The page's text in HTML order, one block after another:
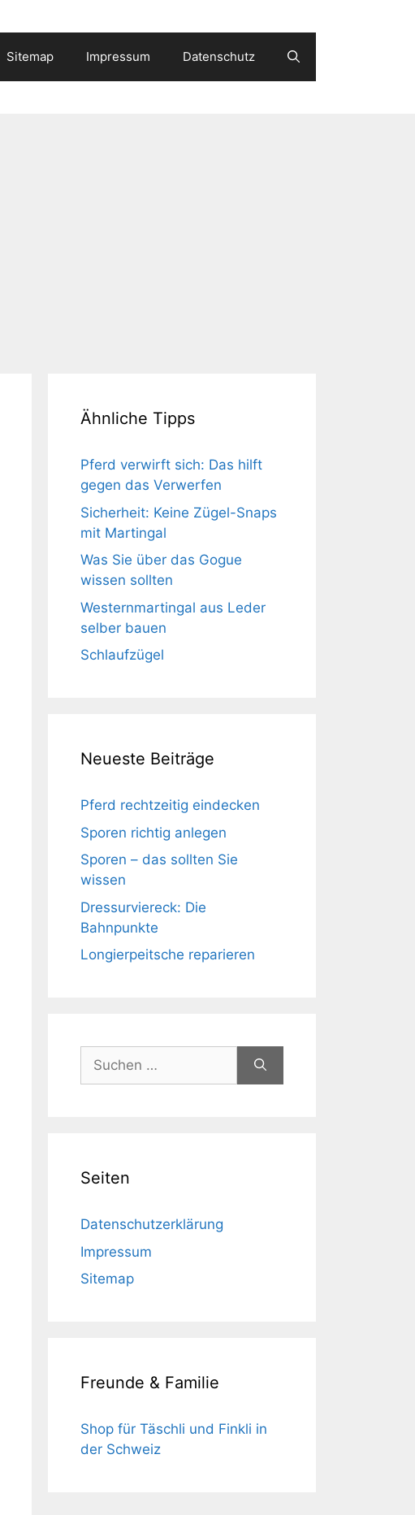
Sitemap Impressum Datenschutz
Ähnliche Tipps
Pferd verwirft sich: Das hilft
gegen das Verwerfen
Sicherheit: Keine Zügel-Snaps
mit Martingal
Was Sie über das Gogue
wissen sollten
Westernmartingal aus Leder
selber bauen
Schlaufzügel
Neueste Beiträge
Pferd rechtzeitig eindecken
Sporen richtig anlegen
Sporen – das sollten Sie
wissen
Dressurviereck: Die
Bahnpunkte
Longierpeitsche reparieren
Suchen
nach:
Seiten
Datenschutzerklärung
Impressum
Sitemap
Freunde & Familie
Shop für Täschli und Finkli in
der Schweiz